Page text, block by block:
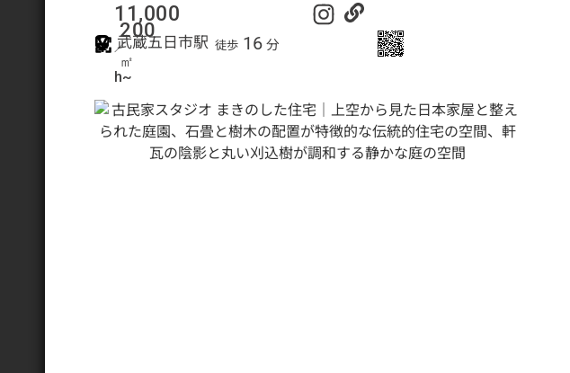
11,000
／
h~
200
㎡
武蔵五日市駅 徒歩 16 分